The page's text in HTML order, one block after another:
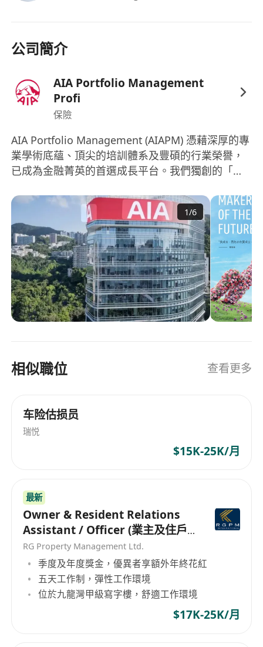
業績獎金
快速晉升機會
彈性工作時間
微信號：Vibeslead 或 WhatsApp：56364485
A team characterized by gentleness,
resilience, integrity, and a strong sense of
responsibility, emphasizing collaboration
and mutual growth.
Deep expertise in serving Mainland China
Visitors， with a comprehensive
understanding of their needs.
Diverse team backgrounds, including high-
caliber professionals from banking,
healthcare, legal, and other fields, creating a
well-rounded service ecosystem.
Over 10 years of industry experience,
to facilitate rapid business development.
Case studies and experience sharing to
closing efficiency.
High-quality WeChat official accounts and
video channels to expand outreach and tap
Sell company insurance products to Hong
Kong residents and Mainland China visitors
in Hong Kong.
Provide clients with comprehensive and
professional insurance, wealth
management, and asset planning solutions.
Handle policy follow-ups and respond to
Maintain regular communication with
公司簡介
AIA Portfolio Management
Profi
保險
AIA Portfolio Management (AIAPM) 憑藉深厚的專
業學術底蘊、頂尖的培訓體系及豐碩的行業榮譽，
已成為金融菁英的首選成長平台。我們獨創的「加
團隊進行一對一全程指導，幫助新人在 3-6 個月內
實現專業競爭力蛻變，高概率達成 MDRT 全球頂級
榮譽。在 AIAPM，你將擁有前沿的宏觀視野與清晰
透明的晉升通道，與頂尖者同行，一起打破職涯天
花板，攀登事業與財務自由的巔峰！ 關於AIA： 友
邦保險成立逾100年，總部設於香港，業務覆蓋亞太
區18個市場，為香港聯交所上市中最大的公司之
一。我們一直致力為亞洲各地的客戶及其社區帶來
顯著及正面的影響，幫助大眾實踐「健康長久好生
圓桌會）累積更已接近 8,000 人次！我們正在尋找
際，與我們一起創造屬於您的事業高峰！
1/6
相似職位 查看更多
车险估损员
瑞悦
$15K-25K/月
最新
Owner & Resident Relations
Assistant / Officer (業主及住戶
關係助理/主任）
RG Property Management Ltd.
季度及年度獎金，優異者享額外年終花紅
五天工作制，彈性工作環境
位於九龍灣甲級寫字樓，舒適工作環境
$17K-25K/月